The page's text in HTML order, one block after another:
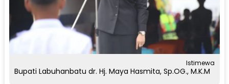
Istimewa
Bupati Labuhanbatu dr. Hj. Maya Hasmita, Sp.OG., M.K.M